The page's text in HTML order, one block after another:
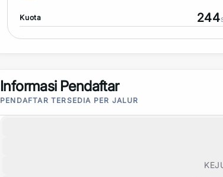
Kuota 244
Informasi Pendaftar
PENDAFTAR TERSEDIA PER JALUR